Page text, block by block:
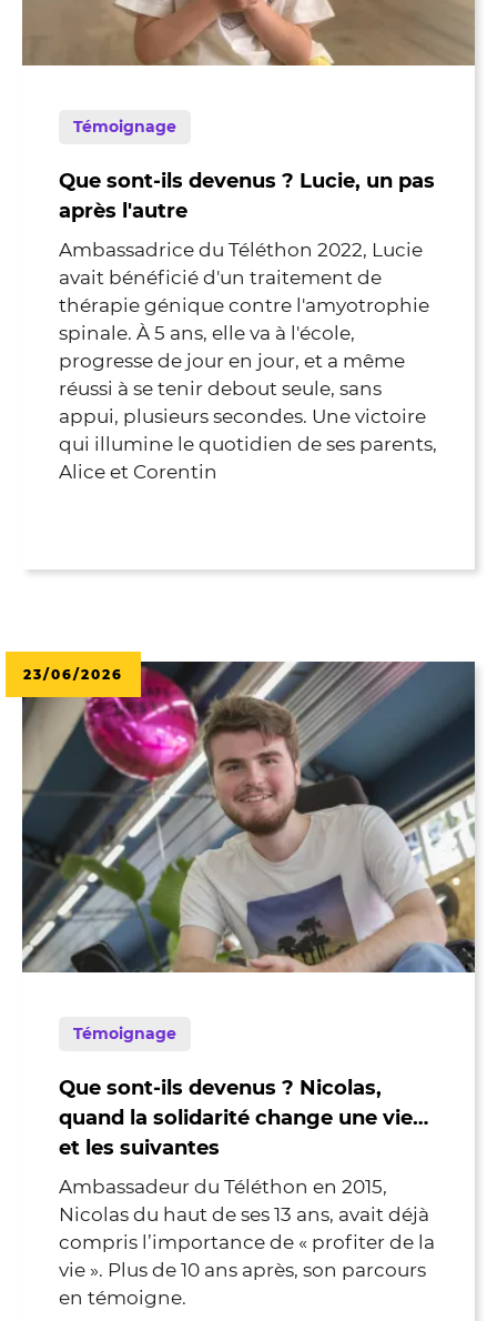
Témoignage
Que sont-ils devenus ? Lucie, un pas
après l'autre
Ambassadrice du Téléthon 2022, Lucie
avait bénéficié d'un traitement de
thérapie génique contre l'amyotrophie
spinale. À 5 ans, elle va à l'école,
progresse de jour en jour, et a même
réussi à se tenir debout seule, sans
appui, plusieurs secondes. Une victoire
qui illumine le quotidien de ses parents,
Alice et Corentin
23/06/2026
Témoignage
Que sont-ils devenus ? Nicolas,
quand la solidarité change une vie…
et les suivantes
Ambassadeur du Téléthon en 2015,
Nicolas du haut de ses 13 ans, avait déjà
compris l’importance de « profiter de la
vie ». Plus de 10 ans après, son parcours
en témoigne.